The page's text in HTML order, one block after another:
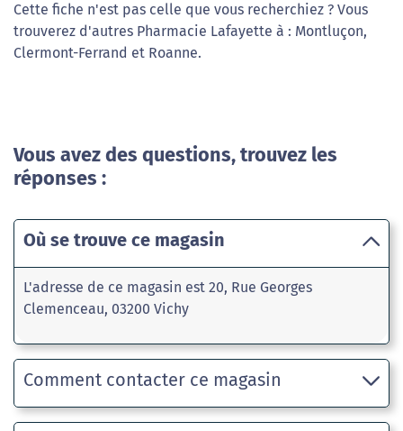
Cette fiche n'est pas celle que vous recherchiez ? Vous
trouverez d'autres Pharmacie Lafayette à : Montluçon,
Clermont-Ferrand et Roanne.
Vous avez des questions, trouvez les
réponses :
Où se trouve ce magasin
L'adresse de ce magasin est 20, Rue Georges
Clemenceau, 03200 Vichy
Comment contacter ce magasin